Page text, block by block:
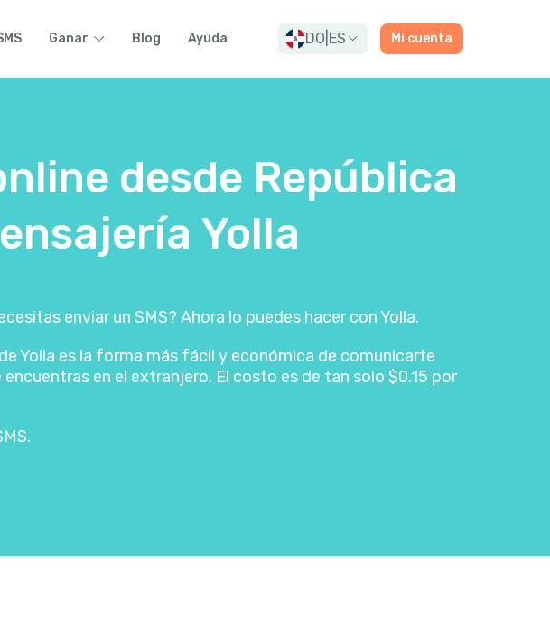
Ganar Blog Ayuda DO ES Mi cuenta
desde República
Yolla
enviar un SMS? Ahora lo puedes hacer con Yolla.
Yolla es la forma más fácil y económica de comunicarte
en el extranjero. El costo es de tan solo $0.15 por